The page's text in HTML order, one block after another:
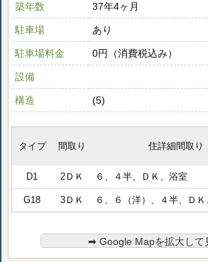
築年数 37年4ヶ月
駐車場 あり
駐車場料金 0円（消費税込み）
設備
構造 (5)
タイプ 間取り 住詳細間取り
D1 2ＤＫ ６、４半、ＤＫ、浴室
G18 3ＤＫ ６、６（洋）、４半、ＤＫ
➡︎ Google Mapを拡大して